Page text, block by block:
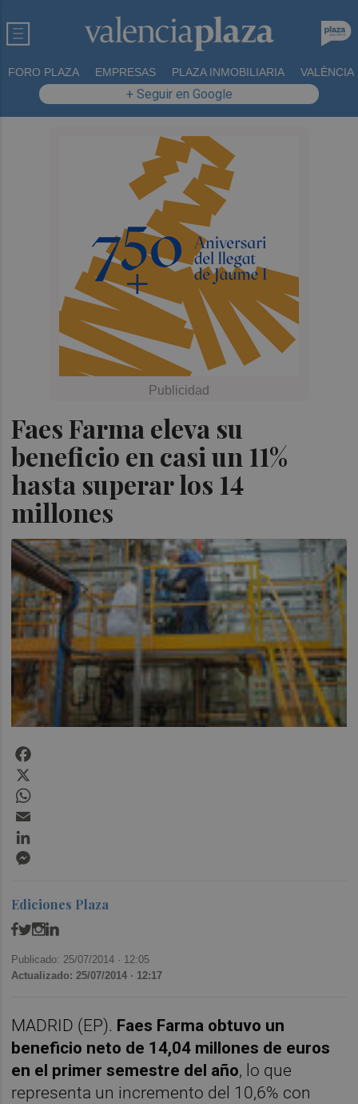
FORO PLAZA EMPRESAS PLAZA INMOBILIARIA VALÈNCIA
+ Seguir en Google
Faes Farma eleva su
beneficio en casi un 11%
hasta superar los 14
millones
Ediciones Plaza
Publicado: 25/07/2014 · 12:05
Actualizado: 25/07/2014 · 12:17
MADRID (EP). Faes Farma obtuvo un
beneficio neto de 14,04 millones de euros
en el primer semestre del año, lo que
representa un incremento del 10,6% con